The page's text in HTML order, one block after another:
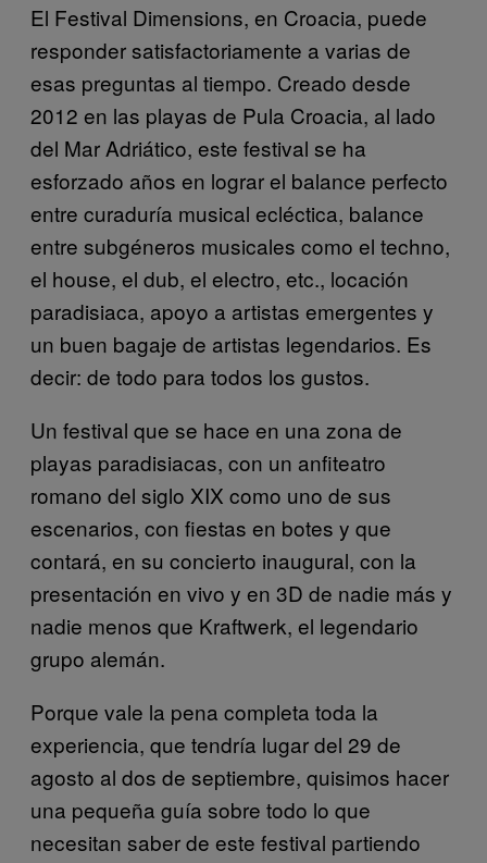
El Festival Dimensions, en Croacia, puede
responder satisfactoriamente a varias de
esas preguntas al tiempo. Creado desde
2012 en las playas de Pula Croacia, al lado
del Mar Adriático, este festival se ha
esforzado años en lograr el balance perfecto
entre curaduría musical ecléctica, balance
entre subgéneros musicales como el techno,
el house, el dub, el electro, etc., locación
paradisiaca, apoyo a artistas emergentes y
un buen bagaje de artistas legendarios. Es
decir: de todo para todos los gustos.
Un festival que se hace en una zona de
playas paradisiacas, con un anfiteatro
romano del siglo XIX como uno de sus
escenarios, con fiestas en botes y que
contará, en su concierto inaugural, con la
presentación en vivo y en 3D de nadie más y
nadie menos que Kraftwerk, el legendario
grupo alemán.
Porque vale la pena completa toda la
experiencia, que tendría lugar del 29 de
agosto al dos de septiembre, quisimos hacer
una pequeña guía sobre todo lo que
necesitan saber de este festival partiendo